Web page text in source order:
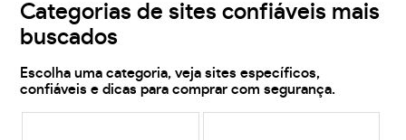
Categorias de sites confiáveis mais
buscados
Escolha uma categoria, veja sites específicos,
confiáveis e dicas para comprar com segurança.